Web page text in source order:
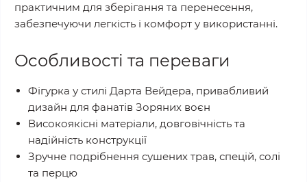
практичним для зберігання та перенесення,
забезпечуючи легкість і комфорт у використанні.
Особливості та переваги
Фігурка у стилі Дарта Вейдера, привабливий
дизайн для фанатів Зоряних воєн
Високоякісні матеріали, довговічність та
надійність конструкції
Зручне подрібнення сушених трав, спецій, солі
та перцю